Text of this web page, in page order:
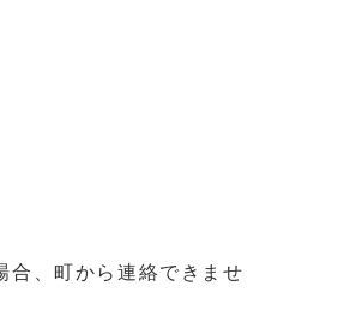
合、町から連絡できませ